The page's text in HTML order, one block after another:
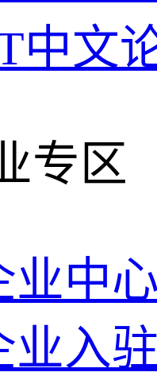
中文
专区
业中心
业入驻